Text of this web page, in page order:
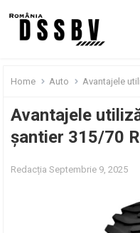
Home Auto Avantajele
Avantajele
șantier 315/70
Redacția Septembrie 9, 2025